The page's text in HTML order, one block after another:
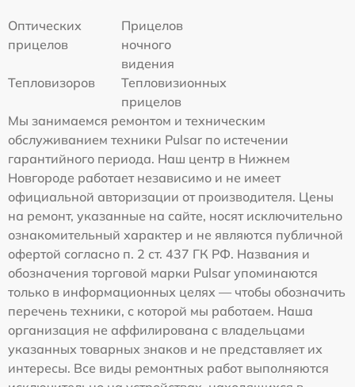
Оптических
прицелов
Прицелов
ночного
видения
Тепловизоров
Тепловизионных
прицелов
Мы занимаемся ремонтом и техническим
обслуживанием техники Pulsar по истечении
гарантийного периода. Наш центр в Нижнем
Новгороде работает независимо и не имеет
официальной авторизации от производителя. Цены
на ремонт, указанные на сайте, носят исключительно
ознакомительный характер и не являются публичной
офертой согласно п. 2 ст. 437 ГК РФ. Названия и
обозначения торговой марки Pulsar упоминаются
только в информационных целях — чтобы обозначить
перечень техники, с которой мы работаем. Наша
организация не аффилирована с владельцами
указанных товарных знаков и не представляет их
интересы. Все виды ремонтных работ выполняются